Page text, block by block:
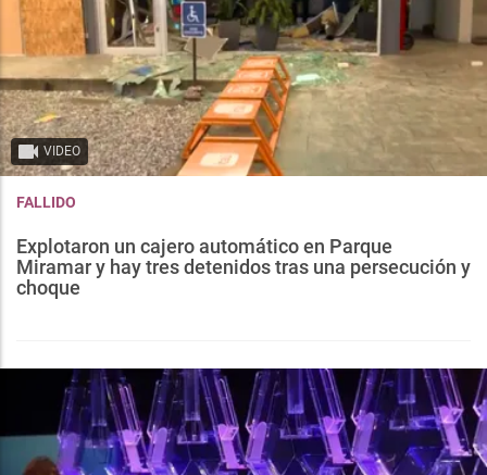
VIDEO
FALLIDO
Explotaron un cajero automático en Parque
Miramar y hay tres detenidos tras una persecución y
choque